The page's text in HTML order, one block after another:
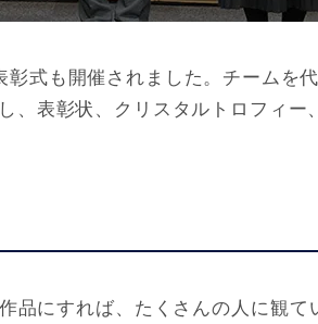
式も開催されました。チームを
、表彰状、クリスタルトロフィー
品にすれば、たくさんの人に観て